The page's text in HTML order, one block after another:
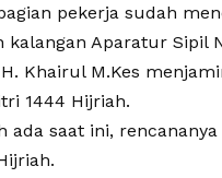
pekerja sudah
Aparatur Sipil
Khairul M.Kes
1444 Hijriah.
ada saat ini,